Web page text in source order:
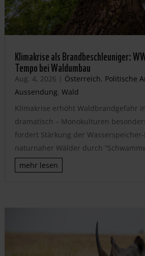
Klimakrise als Brandbeschleuniger:
Tempo bei Waldumbau
Aug. 4, 2026 | Österreich, Politische
Aussendung, Wald
Klimakrise erhöht Waldbrandgefahr
dramatisch – Monokulturen
fordert Stärkung der
naturnaher Wälder durch
mehr lesen